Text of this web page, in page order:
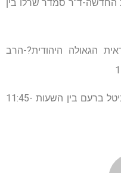
החדשה-ד"ר סמדר שרלו בין
הגאולה היהודית?-הרב
חשיבה הכרתית – לימודי ימימה-אביטל ברעם בין השעות 11:45-